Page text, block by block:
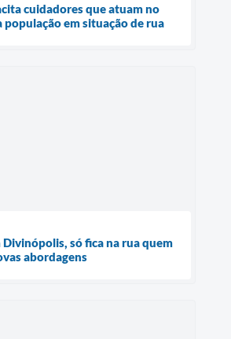
cuidadores que atuam no
em situação de rua
Divinópolis, só fica na rua quem
abordagens